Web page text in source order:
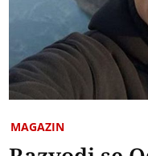
MAGAZIN